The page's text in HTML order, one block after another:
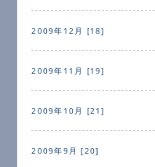
2009年12月 [18]
2009年11月 [19]
2009年10月 [21]
2009年9月 [20]